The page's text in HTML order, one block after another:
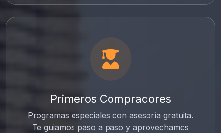
Primeros Compradores
Programas especiales con asesoría gratuita.
Te guiamos paso a paso y aprovechamos